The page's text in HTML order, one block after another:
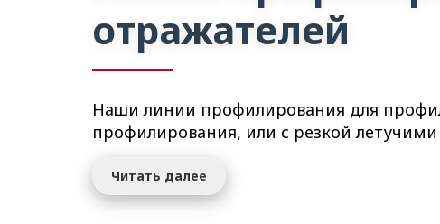
отражателей
Наши линии профилирования для
профилирования, или с резкой
Читать далее